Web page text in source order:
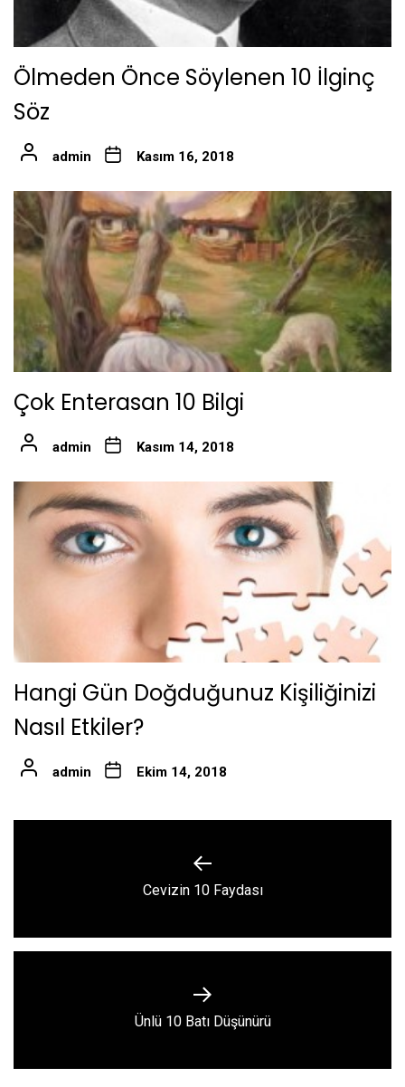
Ölmeden Önce Söylenen 10 İlginç
Söz
admin Kasım 16, 2018
Çok Enterasan 10 Bilgi
admin Kasım 14, 2018
Hangi Gün Doğduğunuz Kişiliğinizi
Nasıl Etkiler?
admin Ekim 14, 2018
Previous
Cevizin 10 Faydası
Next
Ünlü 10 Batı Düşünürü